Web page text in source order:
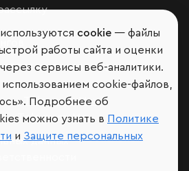
и мессенджерах
–Telegram,Max
–Telegram,Max
данных
cookie — файлы
работы сайта и оценки
сервисы веб-аналитики.
cookie-файлов,
Подробнее об
можно узнать в Политике
и Защите персональных